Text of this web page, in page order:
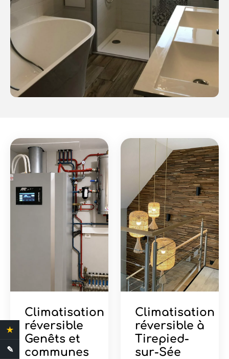
Climatisation
réversible
Genêts et
communes
Climatisation
réversible à
Tirepied-
sur-Sée
★ 4.4 Avis clients
✎ Demande de devis